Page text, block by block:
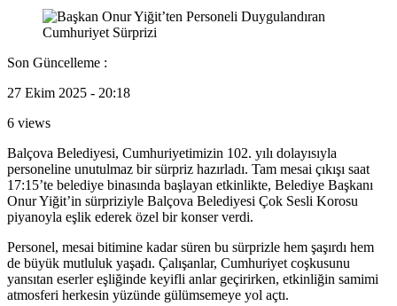
Son Güncelleme :
27 Ekim 2025 - 20:18
6 views
Balçova Belediyesi, Cumhuriyetimizin 102. yılı dolayısıyla
personeline unutulmaz bir sürpriz hazırladı. Tam mesai çıkışı saat
17:15’te belediye binasında başlayan etkinlikte, Belediye Başkanı
Onur Yiğit’in sürpriziyle Balçova Belediyesi Çok Sesli Korosu
piyanoyla eşlik ederek özel bir konser verdi.
Personel, mesai bitimine kadar süren bu sürprizle hem şaşırdı hem
de büyük mutluluk yaşadı. Çalışanlar, Cumhuriyet coşkusunu
yansıtan eserler eşliğinde keyifli anlar geçirirken, etkinliğin samimi
atmosferi herkesin yüzünde gülümsemeye yol açtı.